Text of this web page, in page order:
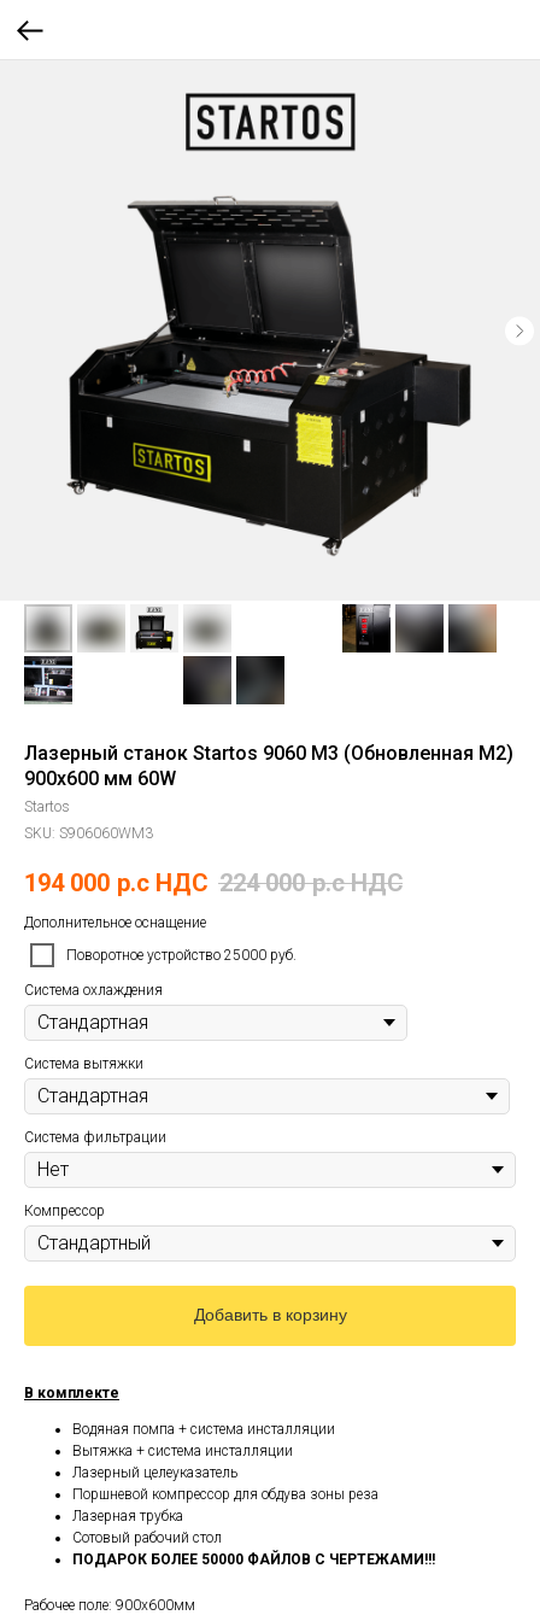
Лазерный станок Startos 9060 M3 (Обновленная M2)
900х600 мм 60W
Startos
SKU: S906060WM3
194 000 р.c НДС 224 000 р.c НДС
Дополнительное оснащение
Поворотное устройство 25000 руб.
Система охлаждения
Система вытяжки
Система фильтрации
Компрессор
Добавить в корзину
В комплекте
Водяная помпа + система инсталляции
Вытяжка + система инсталляции
Лазерный целеуказатель
Поршневой компрессор для обдува зоны реза
Лазерная трубка
Сотовый рабочий стол
ПОДАРОК БОЛЕЕ 50000 ФАЙЛОВ С ЧЕРТЕЖАМИ!!!
Рабочее поле: 900х600мм